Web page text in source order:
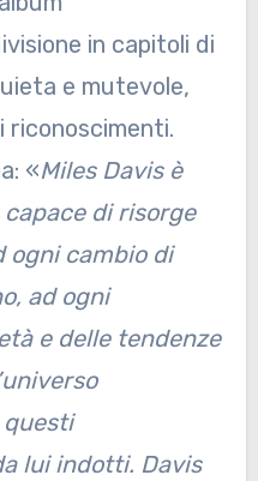
in capitoli di
e mutevole,
riconoscimenti.
«Miles Davis è
capace di risorge
ogni cambio di
ad ogni
e delle tendenze
lui indotti. Davis